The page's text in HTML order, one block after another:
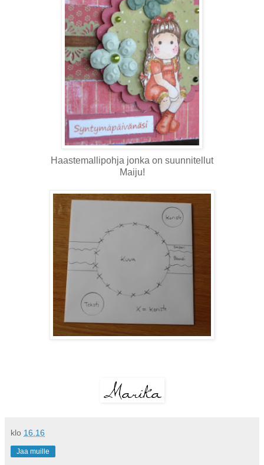
Haastemallipohja jonka on suunnitellut
Maiju!
klo 16.16
Jaa muille